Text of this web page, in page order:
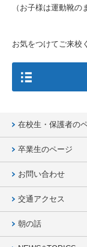
（お子様は運動靴の
お気をつけてご来校
在校生・保護者の
卒業生のページ
お問い合わせ
交通アクセス
朝の話